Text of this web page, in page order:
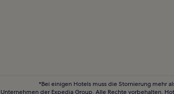
*Bei einigen Hotels muss die Stornierung mehr
der Expedia Group. Alle Rechte vorbehalten.